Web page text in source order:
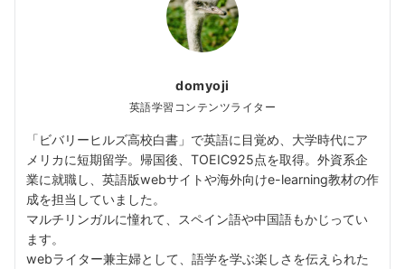
domyoji
英語学習コンテンツライター
「ビバリーヒルズ高校白書」で英語に目覚め、大学時代にア
メリカに短期留学。帰国後、TOEIC925点を取得。外資系企
業に就職し、英語版webサイトや海外向けe-learning教材の作
成を担当していました。
マルチリンガルに憧れて、スペイン語や中国語もかじってい
ます。
webライター兼主婦として、語学を学ぶ楽しさを伝えられた